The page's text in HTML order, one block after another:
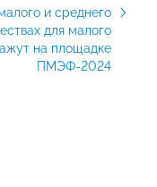
и среднего
для малого
на площадке
ПМЭФ-2024